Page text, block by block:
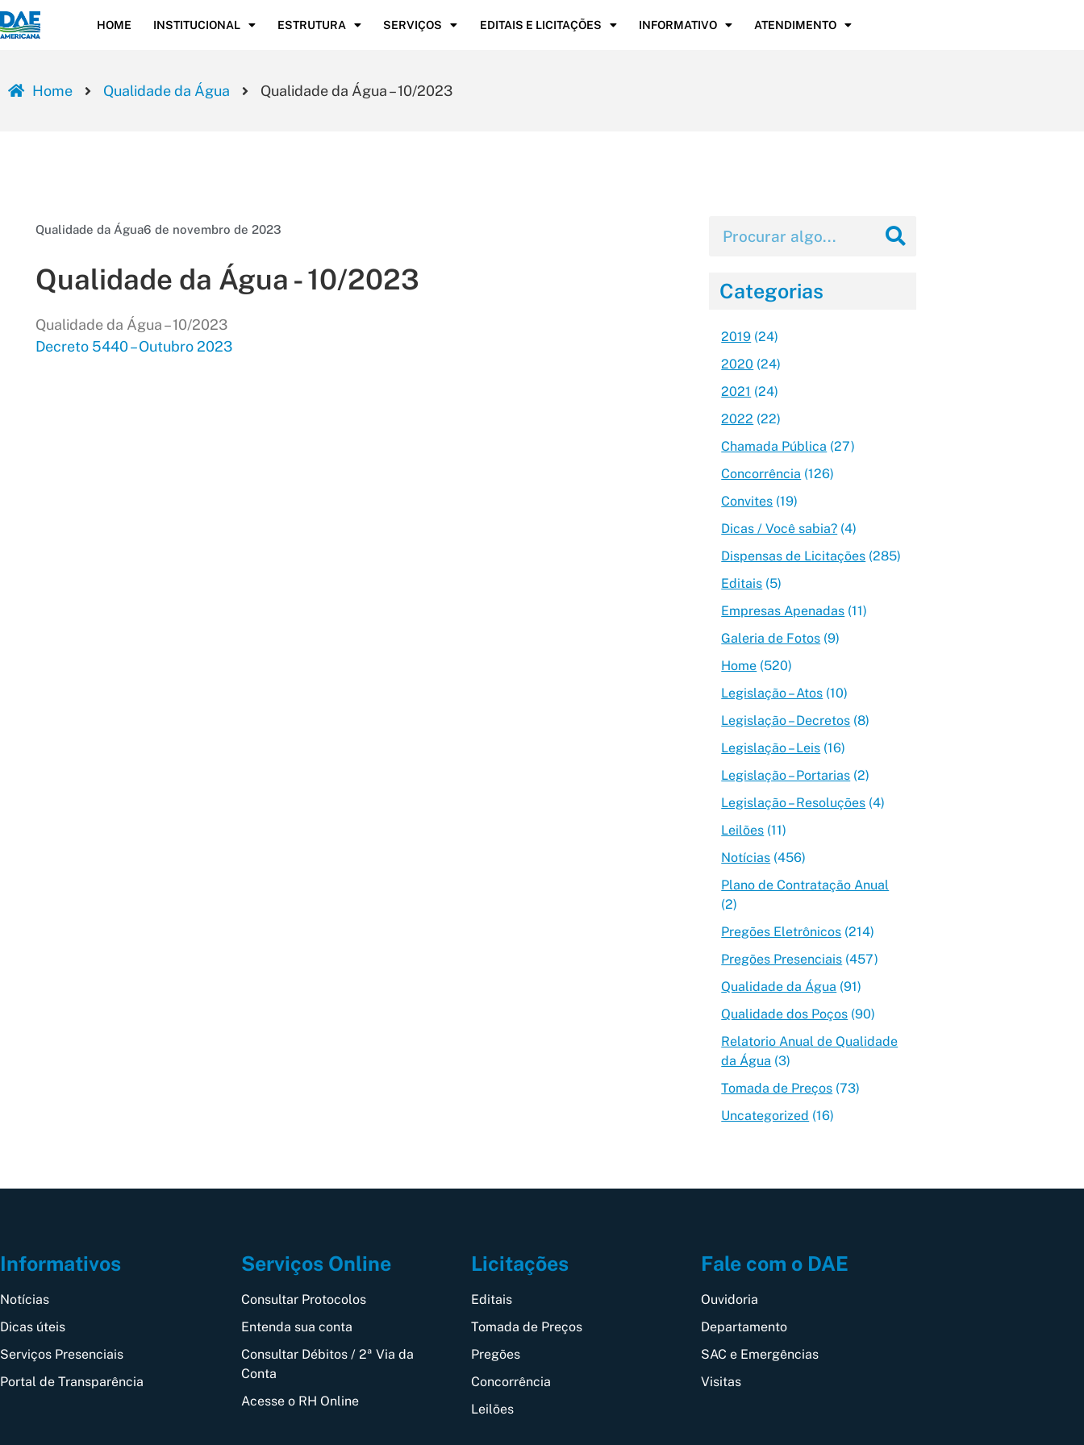
HOME INSTITUCIONAL ESTRUTURA SERVIÇOS EDITAIS E LICITAÇÕES INFORMATIVO ATENDIMENTO
Home Qualidade da Água Qualidade da Água – 10/2023
Qualidade da Água6 de novembro de 2023
Qualidade da Água - 10/2023
Qualidade da Água – 10/2023
Decreto 5440 – Outubro 2023
Categorias
2019 (24)
2020 (24)
2021 (24)
2022 (22)
Chamada Pública (27)
Concorrência (126)
Convites (19)
Dicas / Você sabia? (4)
Dispensas de Licitações (285)
Editais (5)
Empresas Apenadas (11)
Galeria de Fotos (9)
Home (520)
Legislação – Atos (10)
Legislação – Decretos (8)
Legislação – Leis (16)
Legislação – Portarias (2)
Legislação – Resoluções (4)
Leilões (11)
Notícias (456)
Plano de Contratação Anual
(2)
Pregões Eletrônicos (214)
Pregões Presenciais (457)
Qualidade da Água (91)
Qualidade dos Poços (90)
Relatorio Anual de Qualidade
da Água (3)
Tomada de Preços (73)
Uncategorized (16)
Informativos
Notícias
Dicas úteis
Serviços Presenciais
Portal de Transparência
Serviços Online
Consultar Protocolos
Entenda sua conta
Consultar Débitos / 2ª Via da
Conta
Acesse o RH Online
Licitações
Editais
Tomada de Preços
Pregões
Concorrência
Leilões
Fale com o DAE
Ouvidoria
Departamento
SAC e Emergências
Visitas